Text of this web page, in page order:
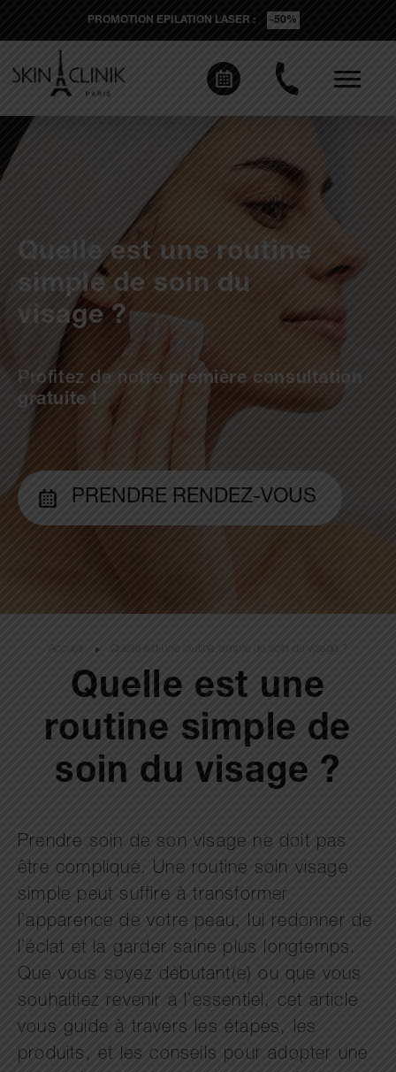
PROMOTION EPILATION LASER : -50%
Quelle est une routine
simple de soin du
visage ?
Profitez de notre première consultation
gratuite !
PRENDRE RENDEZ-VOUS
Accueil Quelle est une routine simple de soin du visage ?
Quelle est une
routine simple de
soin du visage ?
Prendre soin de son visage ne doit pas
être compliqué. Une routine soin visage
simple peut suffire à transformer
l’apparence de votre peau, lui redonner de
l’éclat et la garder saine plus longtemps.
Que vous soyez débutant(e) ou que vous
souhaitiez revenir à l’essentiel, cet article
vous guide à travers les étapes, les
produits, et les conseils pour adopter une